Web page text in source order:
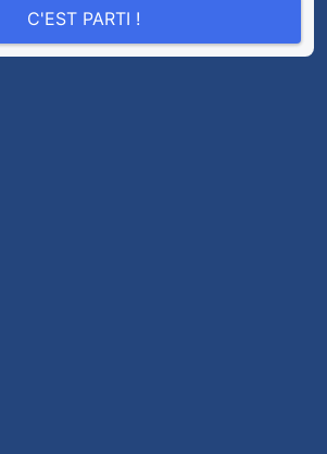
C'EST PARTI !